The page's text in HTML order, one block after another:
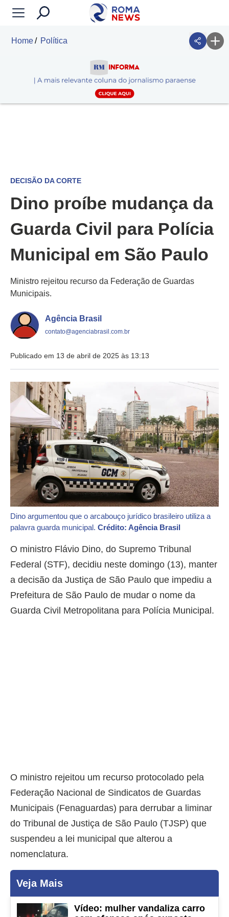
Home Política
DECISÃO DA CORTE
Dino proíbe mudança da
Guarda Civil para Polícia
Municipal em São Paulo
Ministro rejeitou recurso da Federação de Guardas
Municipais.
Agência Brasil
contato@agenciabrasil.com.br
Publicado em 13 de abril de 2025 às 13:13
Dino argumentou que o arcabouço jurídico brasileiro utiliza a
palavra guarda municipal. Crédito: Agência Brasil
O ministro Flávio Dino, do Supremo Tribunal
Federal (STF), decidiu neste domingo (13), manter
a decisão da Justiça de São Paulo que impediu a
Prefeitura de São Paulo de mudar o nome da
Guarda Civil Metropolitana para Polícia Municipal.
O ministro rejeitou um recurso protocolado pela
Federação Nacional de Sindicatos de Guardas
Municipais (Fenaguardas) para derrubar a liminar
do Tribunal de Justiça de São Paulo (TJSP) que
suspendeu a lei municipal que alterou a
nomenclatura.
Veja Mais
Vídeo: mulher vandaliza carro